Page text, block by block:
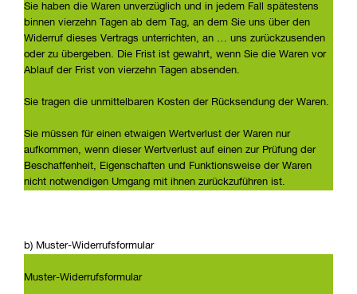
Sie haben die Waren unverzüglich und in jedem Fall spätestens
binnen vierzehn Tagen ab dem Tag, an dem Sie uns über den
Widerruf dieses Vertrags unterrichten, an … uns zurückzusenden
oder zu übergeben. Die Frist ist gewahrt, wenn Sie die Waren vor
Ablauf der Frist von vierzehn Tagen absenden.
Sie tragen die unmittelbaren Kosten der Rücksendung der Waren.
Sie müssen für einen etwaigen Wertverlust der Waren nur
aufkommen, wenn dieser Wertverlust auf einen zur Prüfung der
Beschaffenheit, Eigenschaften und Funktionsweise der Waren
nicht notwendigen Umgang mit ihnen zurückzuführen ist.
b) Muster-Widerrufsformular
Muster-Widerrufsformular